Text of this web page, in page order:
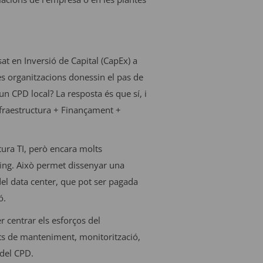
en Inversió de Capital (CapEx) a
organitzacions donessin el pas de
CPD local? La resposta és que sí, i
+ Finançament +
TI, però encara molts
Això permet dissenyar una
data center, que pot ser pagada
centrar els esforços del
de manteniment, monitorització,
CPD.